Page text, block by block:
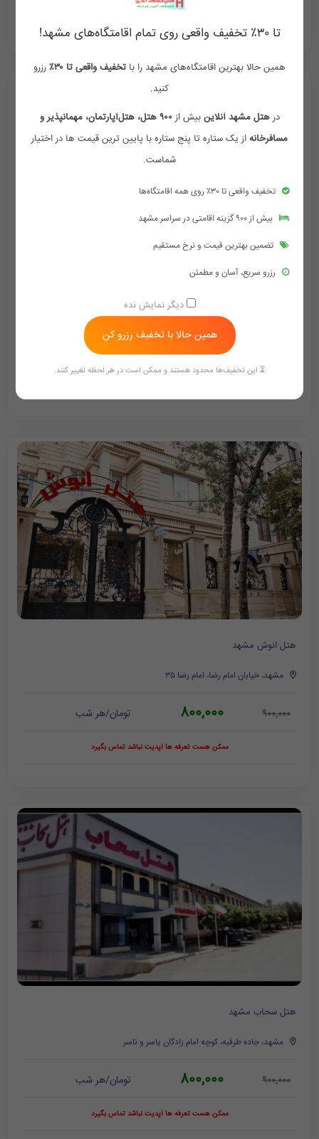
هتل آپارتمان پرنیان مشهد
مشهد , امام رضا , دانش شرقی 8
401,000 تومان/هر شب
هتل انوش مشهد
مشهد، خیابان امام رضا، امام رضا ۳۵
900,000
800,000 تومان/هر شب
ممکن هست تعرفه ها آپدیت نباشد تماس بگیرد
هتل سحاب مشهد
مشهد، جاده طرقبه، کوچه امام زادگان یاسر و ناسر
900,000
800,000 تومان/هر شب
ممکن هست تعرفه ها آپدیت نباشد تماس بگیرد
تا ۳۰٪ تخفیف واقعی روی تمام اقامتگاه‌های مشهد!
همین حالا بهترین اقامتگاه‌های مشهد را با تخفیف واقعی تا ۳۰٪
رزرو
کنید.
درهتل مشهد آنلاین بیش از
۹۰۰ هتل، هتل‌آپارتمان، مهمانپذیر و
مسافرخانه از یک ستاره تا پنج ستاره با پایین ترین قیمت ها در اختیار
شماست.
تخفیف واقعی تا ۳۰٪ روی همه اقامتگاه‌ها
بیش از ۹۰۰ گزینه اقامتی در سراسر مشهد
تضمین بهترین قیمت و نرخ مستقیم
رزرو سریع، آسان و مطمئن
دیگر نمایش نده
همین حالا با تخفیف رزرو کن
⏳ این تخفیف‌ها محدود هستند و ممکن است در هر لحظه تغییر کنند.